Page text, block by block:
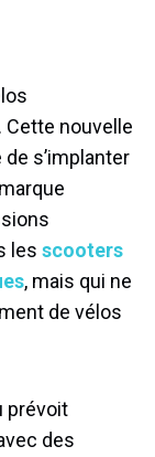
Cette nouvelle
s’implanter
les scooters
, mais qui ne
de vélos
prévoit
des